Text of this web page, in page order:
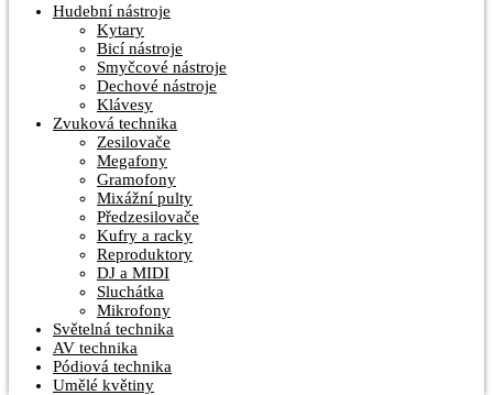
Hudební nástroje
Kytary
Bicí nástroje
Smyčcové nástroje
Dechové nástroje
Klávesy
Zvuková technika
Zesilovače
Megafony
Gramofony
Mixážní pulty
Předzesilovače
Kufry a racky
Reproduktory
DJ a MIDI
Sluchátka
Mikrofony
Světelná technika
AV technika
Pódiová technika
Umělé květiny